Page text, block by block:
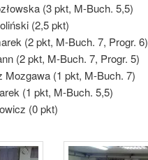
(3 pkt, M-Buch. 5,5)
(2,5 pkt)
(2 pkt, M-Buch. 7, Progr. 6)
(2 pkt, M-Buch. 7, Progr. 5)
Mozgawa (1 pkt, M-Buch. 7)
(1 pkt, M-Buch. 5,5)
(0 pkt)